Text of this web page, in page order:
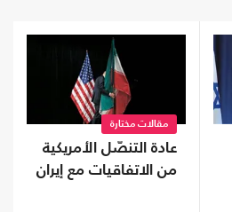
مقالات مختارة
عادة التنصّل الأمريكية
من الاتفاقيات مع إيران